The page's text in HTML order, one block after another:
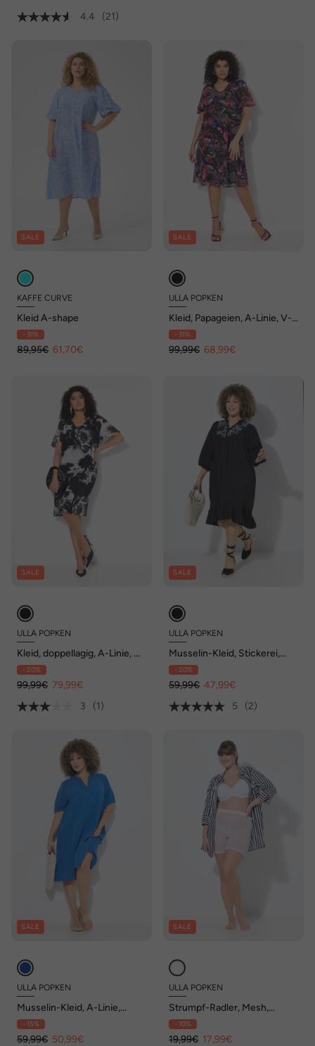
4.4
(21)
SALE
KAFFE CURVE
Kleid A-shape
- 31%
89,95€ 61,70€
SALE
ULLA POPKEN
Kleid, Papageien, A-Linie, V-
Ausschnitt, Glocken-
Halbarm
- 31%
99,99€ 68,99€
SALE
ULLA POPKEN
Kleid, doppellagig, A-Linie, V-
Ausschnitt, Glocken-
Halbarm
- 20%
99,99€ 79,99€
3
(1)
SALE
ULLA POPKEN
Musselin-Kleid, Stickerei,
Tunika-Ausschnitt, 3/4-Arm
- 20%
59,99€ 47,99€
5
(2)
SALE
ULLA POPKEN
Musselin-Kleid, A-Linie,
Tunika-Ausschnitt, Halbarm
- 15%
59,99€ 50,99€
SALE
ULLA POPKEN
Strumpf-Radler, Mesh,
Punkte, Oberschenkel-
Schutz
- 10%
19,99€ 17,99€